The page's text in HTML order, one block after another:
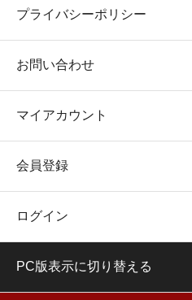
プライバシーポリシー
お問い合わせ
マイアカウント
会員登録
ログイン
PC版表示に切り替える